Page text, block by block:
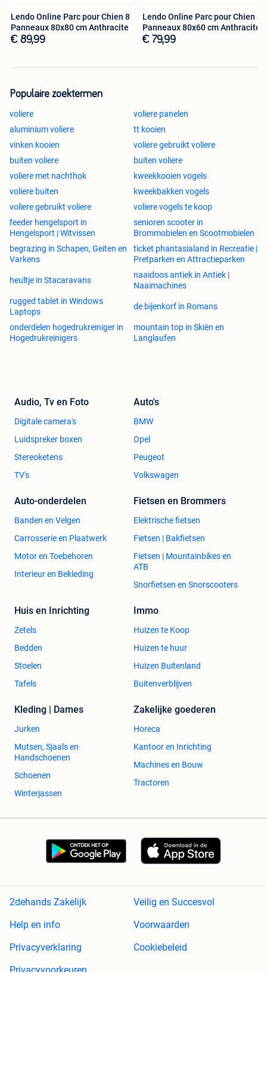
Klik op de gele knop naar website.
Maak uw keuze op de website.
uw gegevens.
wij de bestelling en gaan we voor u aan de slag!
Verzenden naar alle adressen in België is mogelijk (+6,99
EUR). Ophalen is mogelijk op afspraak.
Bij Lendo Online heeft u altijd kopersbescherming als u
bestelt. Als een product niet wordt geleverd, bent u altijd
beschermd op uw aankoop.
Wel zo veilig! Achteraf en in delen betalen viaKlarna
mogelijk.
Kijk voor meer advertenties op ons verkoopkanaal of bekijk
onze website:
www.lendo-online.eu
www.lendo-online.eu/fr/
Lendo Online is uw bedrijf voor artikelen voor in en rondom
het huis. Wij hebben een variërend assortiment dat elke
week wordt geüpdatet met nieuwe producten. Wij bezorgen
op alle adressen in België. Bij Lendo Online is niets te gek!
Voordelen
nog verstuurd!
U kunt altijd een bericht sturen met vragen naar:
info@lendo-online.eu
Lendo Online Parc pour Chien 8
Panneaux 80x80 cm Anthracite
€ 89,99
Lendo Online Parc pour Chien 8
Panneaux 80x60 cm Anthracite
€ 79,99
Populaire zoektermen
voliere
voliere panelen
aluminium voliere
tt kooien
vinken kooien
voliere gebruikt voliere
buiten voliere
buiten voliere
voliere met nachthok
kweekkooien vogels
voliere buiten
kweekbakken vogels
voliere gebruikt voliere
voliere vogels te koop
feeder hengelsport in
Hengelsport | Witvissen
senioren scooter in
Brommobielen en Scootmobielen
begrazing in Schapen, Geiten en
Varkens
ticket phantasialand in Recreatie |
Pretparken en Attractieparken
heultje in Stacaravans
naaidoos antiek in Antiek |
Naaimachines
rugged tablet in Windows
Laptops
de bijenkorf in Romans
onderdelen hogedrukreiniger in
Hogedrukreinigers
mountain top in Skiën en
Langlaufen
Audio, Tv en Foto
Digitale camera's
Luidspreker boxen
Stereoketens
TV's
Auto's
BMW
Opel
Peugeot
Volkswagen
Auto-onderdelen
Banden en Velgen
Carrosserie en Plaatwerk
Motor en Toebehoren
Interieur en Bekleding
Fietsen en Brommers
Elektrische fietsen
Fietsen | Bakfietsen
Fietsen | Mountainbikes en
ATB
Snorfietsen en Snorscooters
Huis en Inrichting
Zetels
Bedden
Stoelen
Tafels
Immo
Huizen te Koop
Huizen te huur
Huizen Buitenland
Buitenverblijven
Kleding | Dames
Jurken
Mutsen, Sjaals en
Handschoenen
Schoenen
Winterjassen
Zakelijke goederen
Horeca
Kantoor en Inrichting
Machines en Bouw
Tractoren
2dehands Zakelijk
Veilig en Succesvol
Help en info
Voorwaarden
Privacyverklaring
Cookiebeleid
Privacyvoorkeuren